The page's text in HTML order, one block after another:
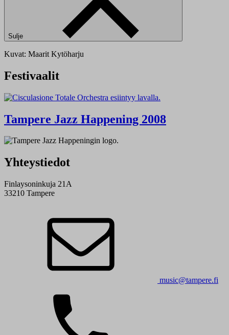
Sulje
Kuvat: Maarit Kytöharju
Festivaalit
Tampere Jazz Happening 2008
Yhteystiedot
Finlaysoninkuja 21A
33210 Tampere
music@tampere.fi